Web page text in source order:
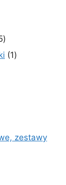
5
produktów
11
zestawy